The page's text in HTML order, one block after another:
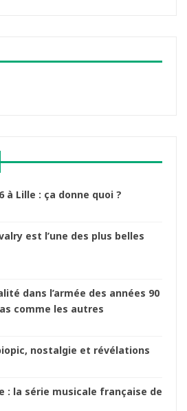
à Lille : ça donne quoi ?
est l’une des plus belles
dans l’armée des années 90
comme les autres
nostalgie et révélations
: la série musicale française de